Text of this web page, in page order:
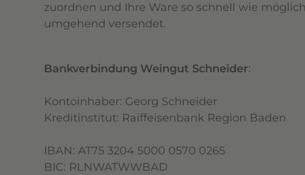
zuordnen und Ihre Ware so schnell wie
umgehend versendet.
Bankverbindung Weingut Schneider:
Kontoinhaber: Georg Schneider
Kreditinstitut: Raiffeisenbank Region Baden
IBAN: AT75 3204 5000 0570 0265
BIC: RLNWATWWBAD